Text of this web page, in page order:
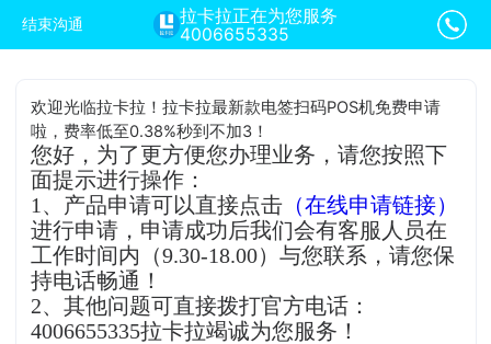
结束沟通
拉卡拉正在为您服务
4006655335
欢迎光临拉卡拉！拉卡拉最新款电签扫码POS机免费申请
啦，费率低至0.38%秒到不加3！
您好，为了更方便您办理业务，请您按照下
面提示进行操作：
1、产品申请可以直接点击 （在线申请链接）
进行申请，申请成功后我们会有客服人员在
工作时间内（9.30-18.00）与您联系，请您保
持电话畅通！
2、其他问题可直接拨打官方电话：
4006655335拉卡拉竭诚为您服务！